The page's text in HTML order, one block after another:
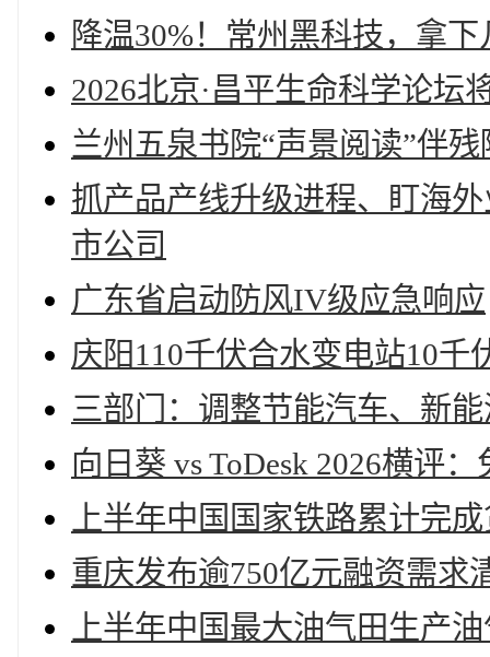
降温30%！常州黑科技，拿
2026北京·昌平生命科学论坛
兰州五泉书院“声景阅读”伴
抓产品产线升级进程、盯海
市公司
广东省启动防风IV级应急响应
庆阳110千伏合水变电站10千
三部门：调整节能汽车、新
向日葵 vs ToDesk 2026横评
上半年中国国家铁路累计完
重庆发布逾750亿元融资需求
上半年中国最大油气田生产